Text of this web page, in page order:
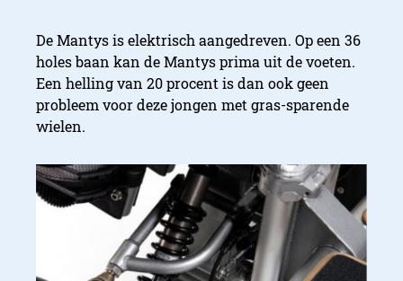
De Mantys is elektrisch aangedreven. Op een 36
holes baan kan de Mantys prima uit de voeten.
Een helling van 20 procent is dan ook geen
probleem voor deze jongen met gras-sparende
wielen.